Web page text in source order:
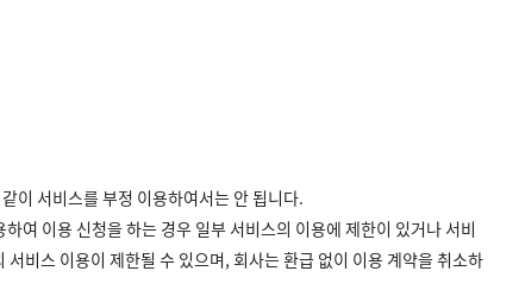
이 서비스를 부정 이용하여서는 안 됩니다.
여 이용 신청을 하는 경우 일부 서비스의 이용에 제한이 있거나 서비
비스 이용이 제한될 수 있으며, 회사는 환급 없이 이용 계약을 취소하